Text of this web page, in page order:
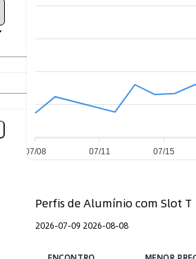
07/08 07/11 07/15
Perfis de Alumínio com Slot T
2026-07-09 2026-08-08